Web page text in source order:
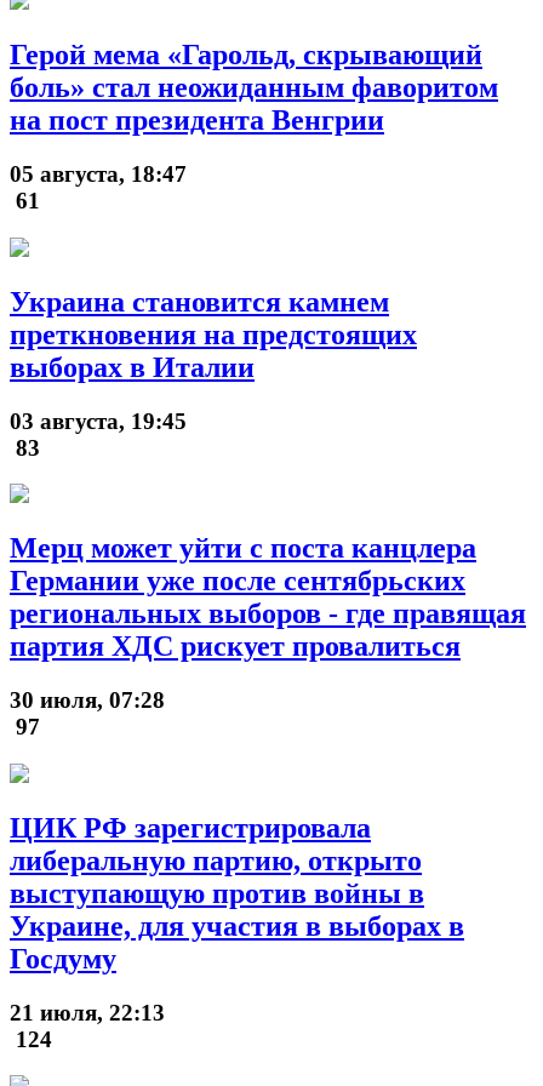
Герой мема «Гарольд, скрывающий
боль» стал неожиданным фаворитом
на пост президента Венгрии
05 августа, 18:47
61
Украина становится камнем
преткновения на предстоящих
выборах в Италии
03 августа, 19:45
83
Мерц может уйти с поста канцлера
Германии уже после сентябрьских
региональных выборов - где правящая
партия ХДС рискует провалиться
30 июля, 07:28
97
ЦИК РФ зарегистрировала
либеральную партию, открыто
выступающую против войны в
Украине, для участия в выборах в
Госдуму
21 июля, 22:13
124